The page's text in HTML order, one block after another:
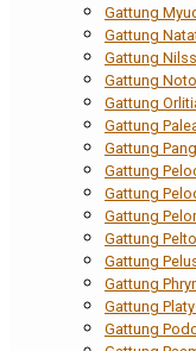
Gattung
Gattung
Gattung
Gattung
Gattung
Gattung
Gattung
Gattung
Gattung
Gattung
Gattung
Gattung
Gattung
Gattung
Gattung